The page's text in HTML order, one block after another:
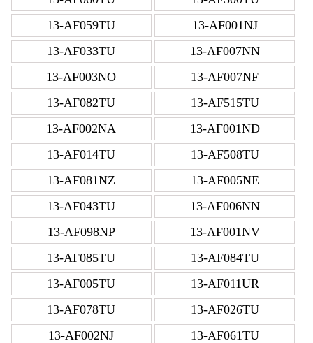
13-AF059TU
13-AF001NJ
13-AF033TU
13-AF007NN
13-AF003NO
13-AF007NF
13-AF082TU
13-AF515TU
13-AF002NA
13-AF001ND
13-AF014TU
13-AF508TU
13-AF081NZ
13-AF005NE
13-AF043TU
13-AF006NN
13-AF098NP
13-AF001NV
13-AF085TU
13-AF084TU
13-AF005TU
13-AF011UR
13-AF078TU
13-AF026TU
13-AF002NJ
13-AF061TU